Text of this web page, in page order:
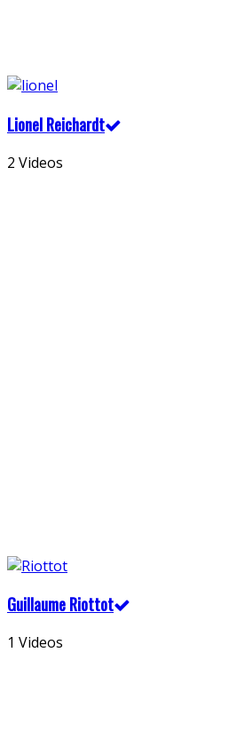
Lionel Reichardt
2 Videos
Guillaume Riottot
1 Videos